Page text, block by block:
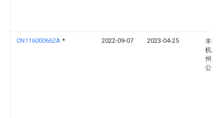
CN116000662A * 2022-09-07 2023-04-25
丰源
机械(
州)有
公司